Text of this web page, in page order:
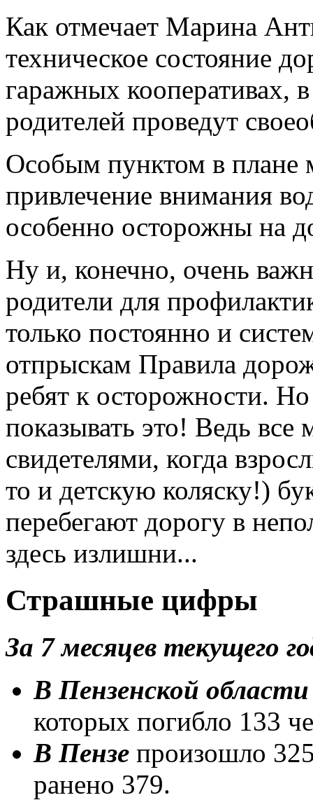
Как отмечает Марина
техническое состояние
гаражных кооперативах,
родителей проведут
Особым пунктом в плане
привлечение внимания
особенно осторожны на
Ну и, конечно, очень
родители для
только постоянно и
отпрыскам Правила
ребят к осторожности.
показывать это! Ведь
свидетелями, когда
то и детскую коляску!)
перебегают дорогу в
здесь излишни...
Страшные цифры
За 7 месяцев текущего
В Пензенской
которых погибло 133
В Пензе произошло
ранено 379.